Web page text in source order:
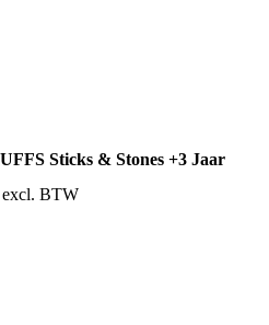
Sticks & Stones +3 Jaar
excl. BTW